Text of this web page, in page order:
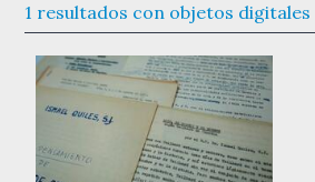
1 resultados con objetos digitales